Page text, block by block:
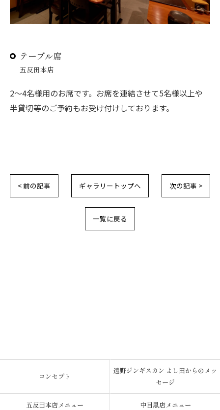
テーブル席
五反田本店
2〜4名様用のお席です。お席を連結させて5名様以上や
半貸切等のご予約もお受け付けしております。
< 前の記事 ギャラリートップへ 次の記事 >
一覧に戻る
コンセプト
遠野ジンギスカン よし田からのメッ
セージ
五反田本店メニュー 中目黒店メニュー